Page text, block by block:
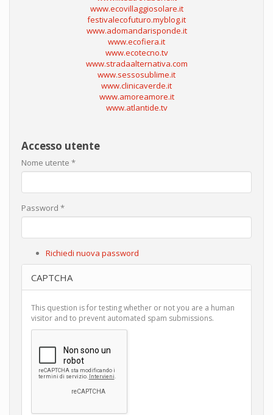
www.ecovillaggiosolare.it
festivalecofuturo.myblog.it
www.adomandarisponde.it
www.ecofiera.it
www.ecotecno.tv
www.stradaalternativa.com
www.sessosublime.it
www.clinicaverde.it
www.amoreamore.it
www.atlantide.tv
Accesso utente
Nome utente *
Password *
Richiedi nuova password
CAPTCHA
This question is for testing whether or not you are a human
visitor and to prevent automated spam submissions.